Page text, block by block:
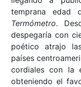
temprana
Termómetro.
despegaría con
poético atrajo
países
cordiales con la
obteniendo el